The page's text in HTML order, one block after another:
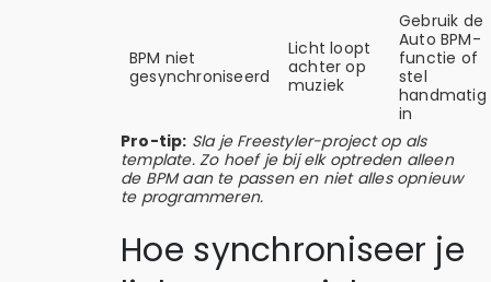
BPM niet
gesynchroniseerd
Licht loopt
achter op
muziek
Gebruik de
Auto BPM-
functie of
stel
handmatig
in
Pro-tip: Sla je Freestyler-project op als
template. Zo hoef je bij elk optreden alleen
de BPM aan te passen en niet alles opnieuw
te programmeren.
Hoe synchroniseer je